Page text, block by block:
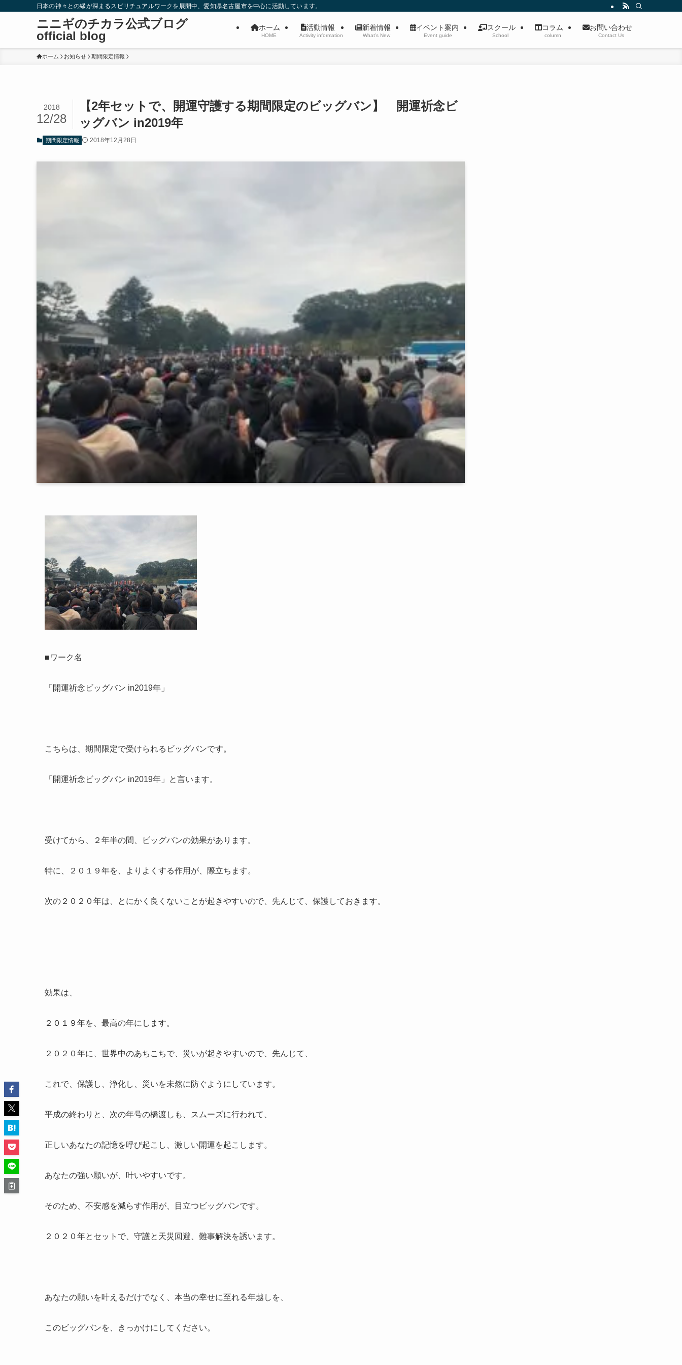
日本の神々との縁が深まるスピリチュアルワークを展開中、愛知県名古屋市を中心に活動しています。
ニニギのチカラ公式ブログ
official blog
ホーム
HOME
活動情報
Activity information
新着情報
What’s New
イベント案内
Event guide
スクール
School
コラム
column
お問い合わせ
Contact Us
ホーム お知らせ 期間限定情報
【2年セットで、開運守護する期間限定のビッグバン】 開運祈念ビ
ッグバン in2019年
2018
12/28
期間限定情報 2018年12月28日
■ワーク名
「開運祈念ビッグバン in2019年」
こちらは、期間限定で受けられるビッグバンです。
「開運祈念ビッグバン in2019年」と言います。
受けてから、２年半の間、ビッグバンの効果があります。
特に、２０１９年を、よりよくする作用が、際立ちます。
次の２０２０年は、とにかく良くないことが起きやすいので、先んじて、保護しておきます。
効果は、
２０１９年を、最高の年にします。
２０２０年に、世界中のあちこちで、災いが起きやすいので、先んじて、
これで、保護し、浄化し、災いを未然に防ぐようにしています。
平成の終わりと、次の年号の橋渡しも、スムーズに行われて、
正しいあなたの記憶を呼び起こし、激しい開運を起こします。
あなたの強い願いが、叶いやすいです。
そのため、不安感を減らす作用が、目立つビッグバンです。
２０２０年とセットで、守護と天災回避、難事解決を誘います。
あなたの願いを叶えるだけでなく、本当の幸せに至れる年越しを、
このビッグバンを、きっかけにしてください。